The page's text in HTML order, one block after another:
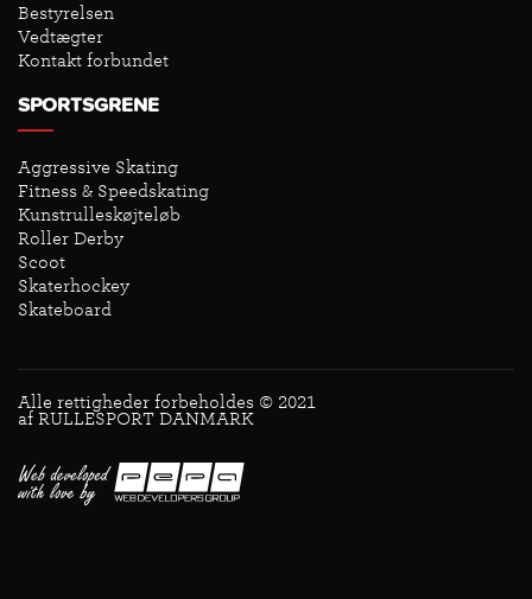
Bestyrelsen
Vedtægter
Kontakt forbundet
SPORTSGRENE
Aggressive Skating
Fitness & Speedskating
Kunstrulleskøjteløb
Roller Derby
Scoot
Skaterhockey
Skateboard
Alle rettigheder forbeholdes © 2021
af RULLESPORT DANMARK